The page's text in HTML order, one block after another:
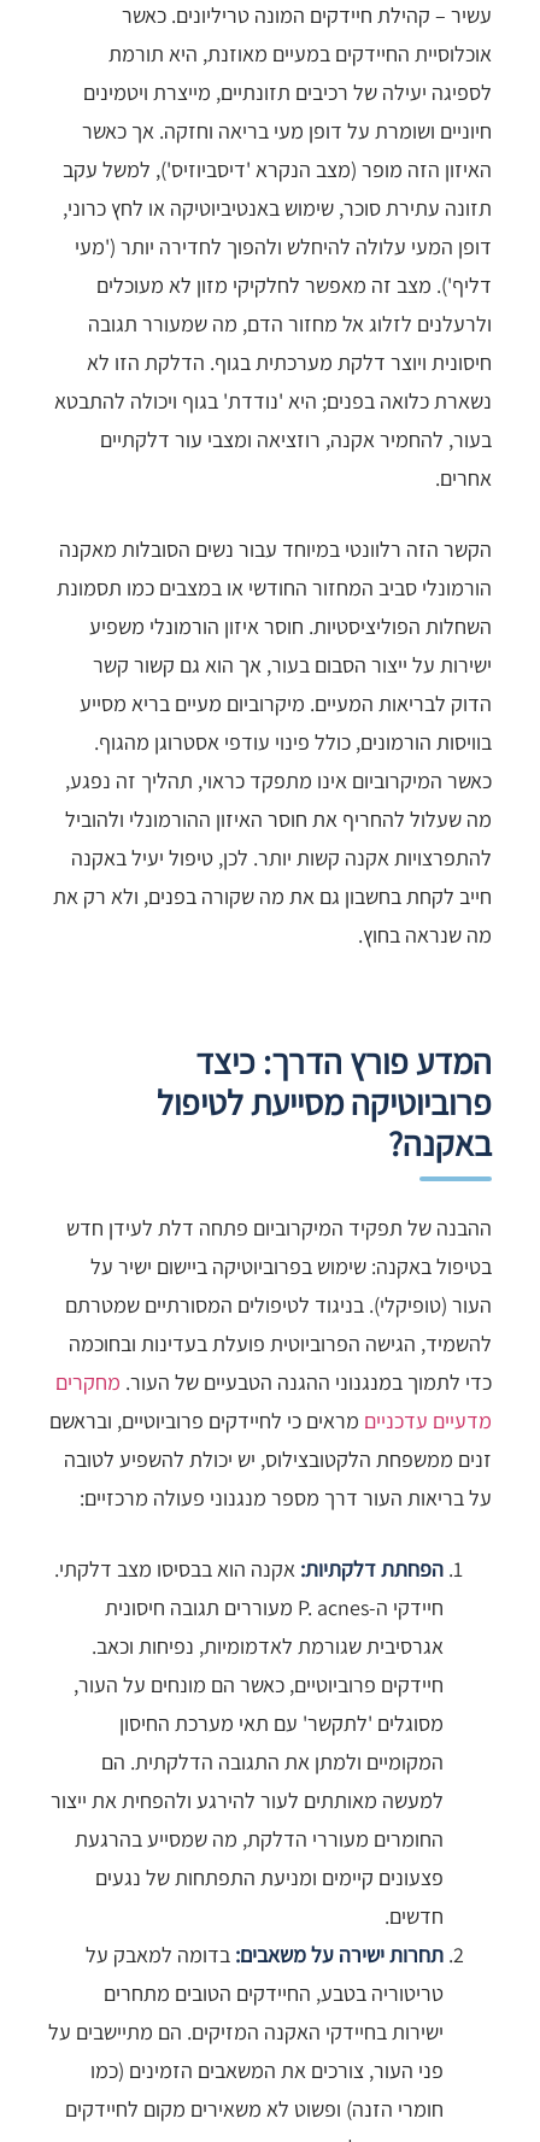
עשיר – קהילת חיידקים המונה טריליונים. כאשר
אוכלוסיית החיידקים במעיים מאוזנת, היא תורמת
לספיגה יעילה של רכיבים תזונתיים, מייצרת ויטמינים
חיוניים ושומרת על דופן מעי בריאה וחזקה. אך כאשר
האיזון הזה מופר (מצב הנקרא 'דיסביוזיס'), למשל עקב
תזונה עתירת סוכר, שימוש באנטיביוטיקה או לחץ כרוני,
דופן המעי עלולה להיחלש ולהפוך לחדירה יותר ('מעי
דליף'). מצב זה מאפשר לחלקיקי מזון לא מעוכלים
ולרעלנים לזלוג אל מחזור הדם, מה שמעורר תגובה
חיסונית ויוצר דלקת מערכתית בגוף. הדלקת הזו לא
נשארת כלואה בפנים; היא 'נודדת' בגוף ויכולה להתבטא
בעור, להחמיר אקנה, רוזציאה ומצבי עור דלקתיים
אחרים.
הקשר הזה רלוונטי במיוחד עבור נשים הסובלות מאקנה
הורמונלי סביב המחזור החודשי או במצבים כמו תסמונת
השחלות הפוליציסטיות. חוסר איזון הורמונלי משפיע
ישירות על ייצור הסבום בעור, אך הוא גם קשור קשר
הדוק לבריאות המעיים. מיקרוביום מעיים בריא מסייע
בוויסות הורמונים, כולל פינוי עודפי אסטרוגן מהגוף.
כאשר המיקרוביום אינו מתפקד כראוי, תהליך זה נפגע,
מה שעלול להחריף את חוסר האיזון ההורמונלי ולהוביל
להתפרצויות אקנה קשות יותר. לכן, טיפול יעיל באקנה
חייב לקחת בחשבון גם את מה שקורה בפנים, ולא רק את
מה שנראה בחוץ.
המדע פורץ הדרך: כיצד
פרוביוטיקה מסייעת לטיפול
באקנה?
ההבנה של תפקיד המיקרוביום פתחה דלת לעידן חדש
בטיפול באקנה: שימוש בפרוביוטיקה ביישום ישיר על
העור (טופיקלי). בניגוד לטיפולים המסורתיים שמטרתם
להשמיד, הגישה הפרוביוטית פועלת בעדינות ובחוכמה
כדי לתמוך במנגנוני ההגנה הטבעיים של העור. מחקרים
מדעיים עדכניים מראים כי לחיידקים פרוביוטיים, ובראשם
זנים ממשפחת הלקטובצילוס, יש יכולת להשפיע לטובה
על בריאות העור דרך מספר מנגנוני פעולה מרכזיים:
הפחתת דלקתיות: אקנה הוא בבסיסו מצב דלקתי.
חיידקי ה-P. acnes מעוררים תגובה חיסונית
אגרסיבית שגורמת לאדמומיות, נפיחות וכאב.
חיידקים פרוביוטיים, כאשר הם מונחים על העור,
מסוגלים 'לתקשר' עם תאי מערכת החיסון
המקומיים ולמתן את התגובה הדלקתית. הם
למעשה מאותתים לעור להירגע ולהפחית את ייצור
החומרים מעוררי הדלקת, מה שמסייע בהרגעת
פצעונים קיימים ומניעת התפתחות של נגעים
חדשים.
תחרות ישירה על משאבים: בדומה למאבק על
טריטוריה בטבע, החיידקים הטובים מתחרים
ישירות בחיידקי האקנה המזיקים. הם מתיישבים על
פני העור, צורכים את המשאבים הזמינים (כמו
חומרי הזנה) ופשוט לא משאירים מקום לחיידקים